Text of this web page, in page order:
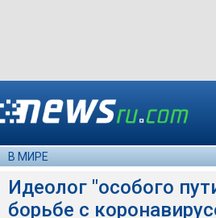
В МИРЕ
Идеолог "особого
борьбе с